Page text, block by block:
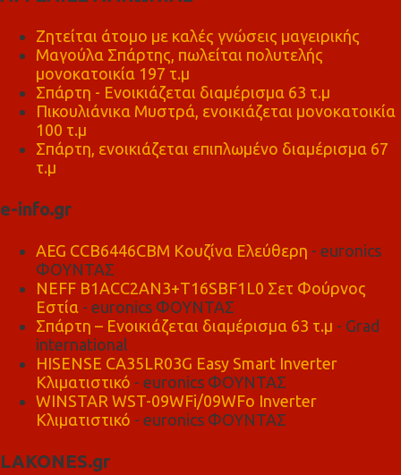
Ζητείται άτομο με καλές γνώσεις μαγειρικής
Μαγούλα Σπάρτης, πωλείται πολυτελής
μονοκατοικία 197 τ.μ
Σπάρτη - Ενοικιάζεται διαμέρισμα 63 τ.μ
Πικουλιάνικα Μυστρά, ενοικιάζεται μονοκατοικία
100 τ.μ
Σπάρτη, ενοικιάζεται επιπλωμένο διαμέρισμα 67
τ.μ
e-info.gr
AEG CCB6446CBM Κουζίνα Ελεύθερη - euronics
ΦΟΥΝΤΑΣ
NEFF B1ACC2AN3+T16SBF1L0 Σετ Φούρνος
Εστία - euronics ΦΟΥΝΤΑΣ
Σπάρτη – Ενοικιάζεται διαμέρισμα 63 τ.μ - Grad
international
HISENSE CA35LR03G Easy Smart Inverter
Κλιματιστικό - euronics ΦΟΥΝΤΑΣ
WINSTAR WST-09WFi/09WFo Inverter
Κλιματιστικό - euronics ΦΟΥΝΤΑΣ
LAKONES.gr